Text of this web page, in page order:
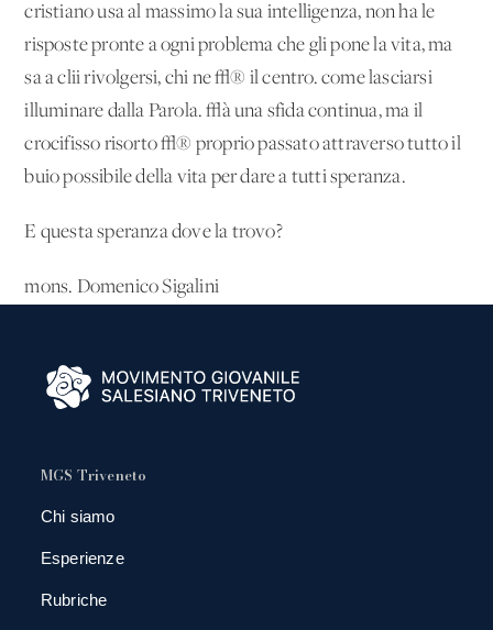
cristiano usa al massimo la sua intelligenza, non ha le
risposte pronte a ogni problema che gli pone la vita, ma
sa a clii rivolgersi, chi ne √® il centro. come lasciarsi
illuminare dalla Parola. √à una sfida continua, ma il
crocifisso risorto √® proprio passato attraverso tutto il
buio possibile della vita per dare a tutti speranza.
E questa speranza dove la trovo?
mons. Domenico Sigalini
MGS Triveneto
Chi siamo
Esperienze
Rubriche